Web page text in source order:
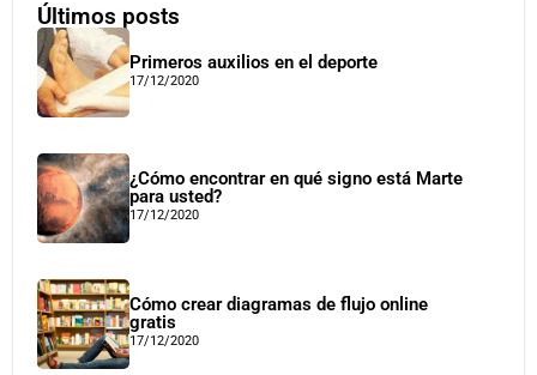
Últimos posts
Primeros auxilios en el deporte
17/12/2020
¿Cómo encontrar en qué signo está Marte
para usted?
17/12/2020
Cómo crear diagramas de flujo online
gratis
17/12/2020